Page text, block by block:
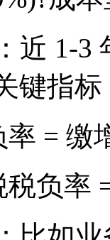
1-3
键指标
= 缴
负率 =